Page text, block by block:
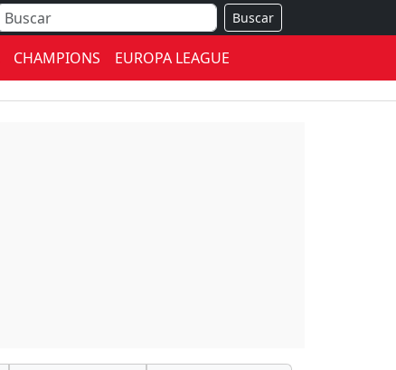
Buscar
CHAMPIONS EUROPA LEAGUE